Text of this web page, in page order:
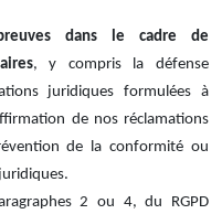
dans le cadre de
, y compris la défense
juridiques formulées à
de nos réclamations
de la conformité ou
2 ou 4, du RGPD